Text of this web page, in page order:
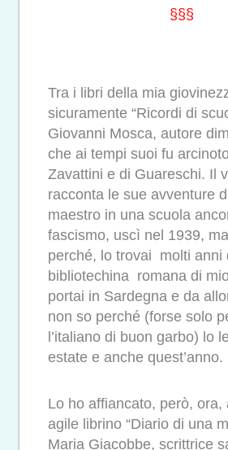
§§§
Tra i libri della mia
sicuramente “Ricordi di
Giovanni Mosca, autore
che ai tempi suoi fu
Zavattini e di Guareschi. Il
racconta le sue avventure
maestro in una scuola
fascismo, uscì nel 1939,
perché, lo trovai molti anni
bibliotechina romana di
portai in Sardegna e da
non so perché (forse solo
l’italiano di buon garbo) lo
estate e anche quest’anno.
Lo ho affiancato, però, ora,
agile librino “Diario di una
Maria Giacobbe, scrittrice